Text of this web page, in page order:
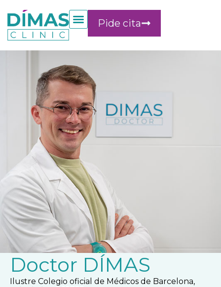
Pide cita
Doctor DÍMAS
Ilustre Colegio oficial de Médicos de Barcelona,